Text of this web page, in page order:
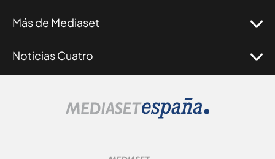
Más de Mediaset
Noticias Cuatro